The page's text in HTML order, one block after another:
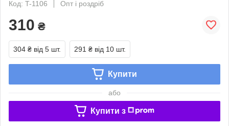
Код: T-1106
Опт і роздріб
310 ₴
304 ₴ від 5 шт. 291 ₴ від 10 шт.
Купити
або
Купити з